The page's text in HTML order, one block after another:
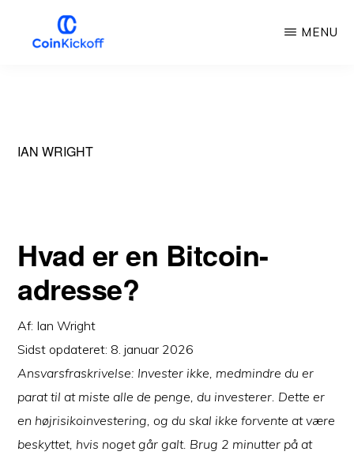
MENU
IAN WRIGHT
Hvad er en Bitcoin-
adresse?
Af: Ian Wright
Sidst opdateret: 8. januar 2026
Ansvarsfraskrivelse: Invester ikke, medmindre du er
parat til at miste alle de penge, du investerer. Dette er
en højrisikoinvestering, og du skal ikke forvente at være
beskyttet, hvis noget går galt. Brug 2 minutter på at